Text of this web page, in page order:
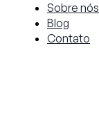
Sobre nós
Blog
Contato